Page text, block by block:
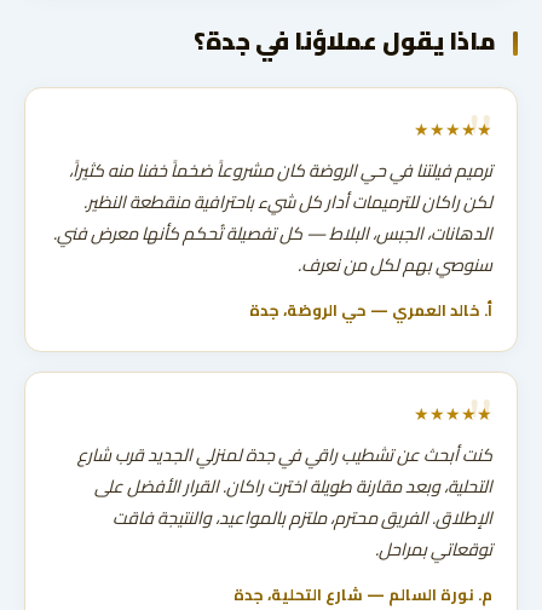
ماذا يقول عملاؤنا في جدة؟
★★★★★
ترميم فيلتنا في حي الروضة كان مشروعاً ضخماً خفنا منه كثيراً،
لكن راكان للترميمات أدار كل شيء باحترافية منقطعة النظير.
الدهانات، الجبس، البلاط — كل تفصيلة تُحكم كأنها معرض فني.
سنوصي بهم لكل من نعرف.
أ. خالد العمري — حي الروضة، جدة
★★★★★
كنت أبحث عن تشطيب راقي في جدة لمنزلي الجديد قرب شارع
التحلية، وبعد مقارنة طويلة اخترت راكان. القرار الأفضل على
الإطلاق. الفريق محترم، ملتزم بالمواعيد، والنتيجة فاقت
توقعاتي بمراحل.
م. نورة السالم — شارع التحلية، جدة